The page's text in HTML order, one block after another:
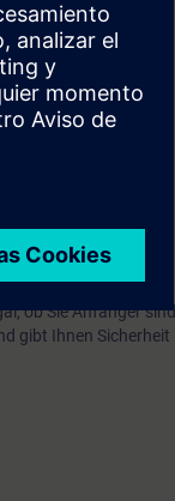
sowie Ihre
ob Sie Anfänger sind
gibt Ihnen Sicherheit